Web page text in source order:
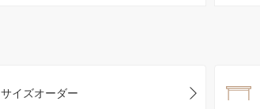
サイズオーダー